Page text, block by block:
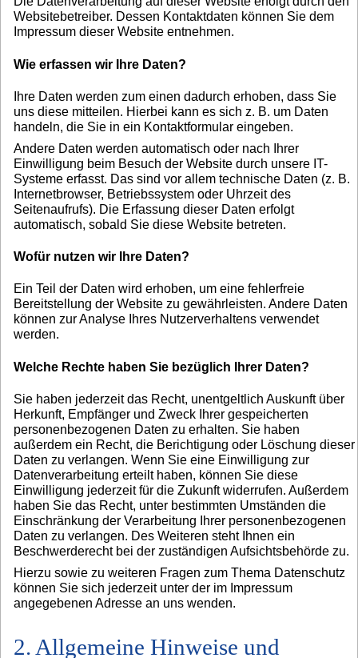
Websitebetreiber. Dessen Kontaktdaten können Sie dem
Impressum dieser Website entnehmen.
Wie erfassen wir Ihre Daten?
Ihre Daten werden zum einen dadurch erhoben, dass Sie
uns diese mitteilen. Hierbei kann es sich z. B. um Daten
handeln, die Sie in ein Kontaktformular eingeben.
Andere Daten werden automatisch oder nach Ihrer
Einwilligung beim Besuch der Website durch unsere IT-
Systeme erfasst. Das sind vor allem technische Daten (z. B.
Internetbrowser, Betriebssystem oder Uhrzeit des
Seitenaufrufs). Die Erfassung dieser Daten erfolgt
automatisch, sobald Sie diese Website betreten.
Wofür nutzen wir Ihre Daten?
Ein Teil der Daten wird erhoben, um eine fehlerfreie
Bereitstellung der Website zu gewährleisten. Andere Daten
können zur Analyse Ihres Nutzerverhaltens verwendet
werden.
Welche Rechte haben Sie bezüglich Ihrer Daten?
Sie haben jederzeit das Recht, unentgeltlich Auskunft über
Herkunft, Empfänger und Zweck Ihrer gespeicherten
personenbezogenen Daten zu erhalten. Sie haben
außerdem ein Recht, die Berichtigung oder Löschung dieser
Daten zu verlangen. Wenn Sie eine Einwilligung zur
Datenverarbeitung erteilt haben, können Sie diese
Einwilligung jederzeit für die Zukunft widerrufen. Außerdem
haben Sie das Recht, unter bestimmten Umständen die
Einschränkung der Verarbeitung Ihrer personenbezogenen
Daten zu verlangen. Des Weiteren steht Ihnen ein
Beschwerderecht bei der zuständigen Aufsichtsbehörde zu.
Hierzu sowie zu weiteren Fragen zum Thema Datenschutz
können Sie sich jederzeit unter der im Impressum
angegebenen Adresse an uns wenden.
2. Allgemeine Hinweise und